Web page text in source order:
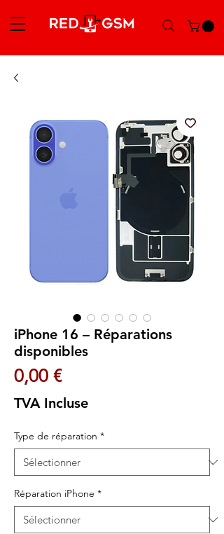
iPhone 16 – Réparations
disponibles
0,00 €Prix
TVA Incluse
Type de réparation *
Réparation iPhone *